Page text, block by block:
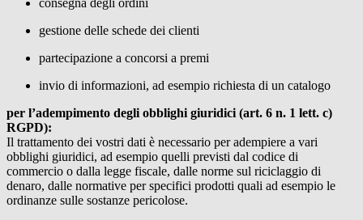
consegna degli ordini
gestione delle schede dei clienti
partecipazione a concorsi a premi
invio di informazioni, ad esempio richiesta di un catalogo
per l’adempimento degli obblighi giuridici (art. 6 n. 1 lett. c)
RGPD):
Il trattamento dei vostri dati è necessario per adempiere a vari
obblighi giuridici, ad esempio quelli previsti dal codice di
commercio o dalla legge fiscale, dalle norme sul riciclaggio di
denaro, dalle normative per specifici prodotti quali ad esempio le
ordinanze sulle sostanze pericolose.